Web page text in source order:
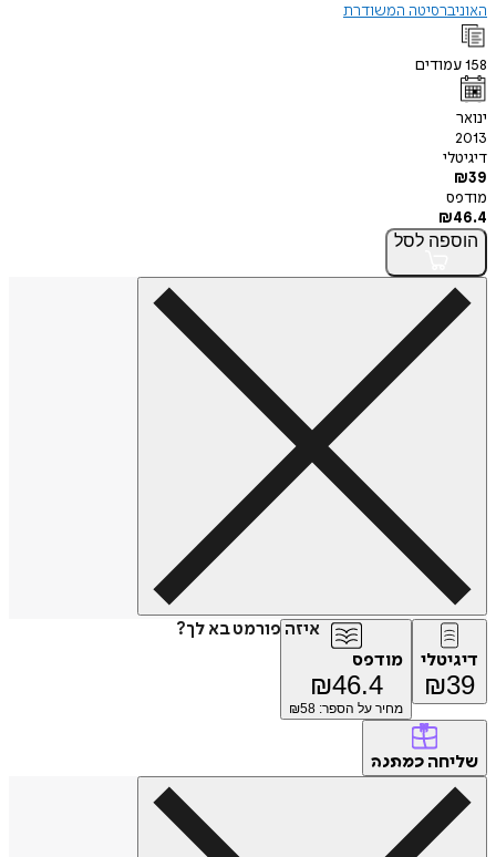
האוניברסיטה המשודרת
158עמודים
ינואר
2013
דיגיטלי
₪39
מודפס
₪46.4
הוספה לסל
איזה פורמט בא לך?
דיגיטלי
₪39
מודפס
₪46.4
מחיר על הספר: ₪ 58
שליחה כמתנה